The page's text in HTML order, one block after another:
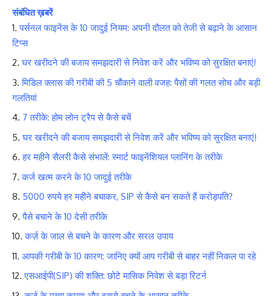
संबंधित ख़बरें
पर्सनल फाइनेंस के 10 जादुई नियम: अपनी दौलत को तेजी से बढ़ाने के आसान
टिप्स
घर खरीदने की बजाय समझदारी से निवेश करें और भविष्य को सुरक्षित बनाएं!
मिडिल क्लास की गरीबी की 5 चौंकाने वाली वजह: पैसों की गलत सोच और बड़ी
गलतियां
7 तरीके: होम लोन ट्रैप से कैसे बचें
घर खरीदने की बजाय समझदारी से निवेश करें और भविष्य को सुरक्षित बनाएं!
हर महीने सैलरी कैसे संभालें: स्मार्ट फाइनेंशियल प्लानिंग के तरीके
कर्ज खत्म करने के 10 जादुई तरीके
5000 रुपये हर महीने बचाकर, SIP से कैसे बन सकते हैं करोड़पति?
पैसे बचाने के 10 देसी तरीके
कर्ज़ के जाल से बचने के कारण और सरल उपाय
आपकी गरीबी के 10 कारण: जानिए क्यों आप गरीबी से बाहर नहीं निकल पा रहे
एसआईपी(SIP) की शक्ति: छोटे मासिक निवेश से बड़ा रिटर्न